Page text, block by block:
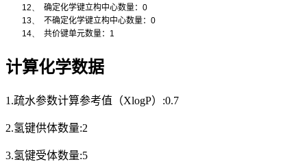
12、
确定化学键立构中心数量： 0
13、
不确定化学键立构中心数量： 0
14、
共价键单元数量： 1
计算化学数据
1.疏水参数计算参考值（XlogP）:0.7
2.氢键供体数量:2
3.氢键受体数量:5